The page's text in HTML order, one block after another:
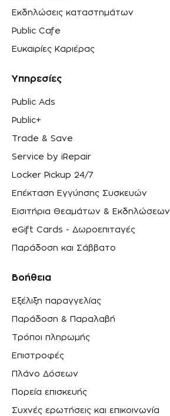
Εκδηλώσεις καταστημάτων
Public Cafe
Ευκαιρίες Καριέρας
Υπηρεσίες
Public Ads
Public+
Trade & Save
Service by iRepair
Locker Pickup 24/7
Επέκταση Εγγύησης Συσκευών
Εισιτήρια Θεαμάτων & Εκδηλώσεων
eGift Cards - Δωροεπιταγές
Παράδοση και Σάββατο
Βοήθεια
Εξέλιξη παραγγελίας
Παράδοση & Παραλαβή
Τρόποι πληρωμής
Επιστροφές
Πλάνο Δόσεων
Πορεία επισκευής
Συχνές ερωτήσεις και επικοινωνία